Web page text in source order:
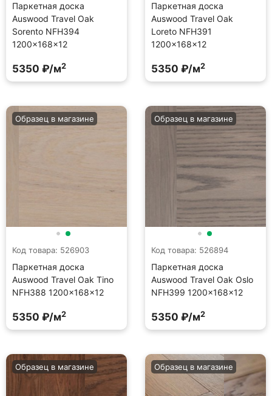
Паркетная доска
Auswood Travel Oak
Sorento NFH394
1200×168×12
5350 ₽/м2
Паркетная доска
Auswood Travel Oak
Loreto NFH391
1200×168×12
5350 ₽/м2
Код товара: 526903
Паркетная доска
Auswood Travel Oak Tino
NFH388 1200×168×12
Образец в магазине
5350 ₽/м2
Код товара: 526894
Паркетная доска
Auswood Travel Oak Oslo
NFH399 1200×168×12
Образец в магазине
5350 ₽/м2
Образец в магазине Образец в магазине